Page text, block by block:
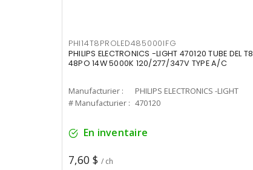
PHI14T8PROLED485000IFG
PHILIPS ELECTRONICS -LIGHT 470120 TUBE DEL T8
48PO 14W 5000K 120/277/347V TYPE A/C
Manufacturier :
PHILIPS ELECTRONICS -LIGHT
# Manufacturier : 470120
En inventaire
7,60 $ / ch